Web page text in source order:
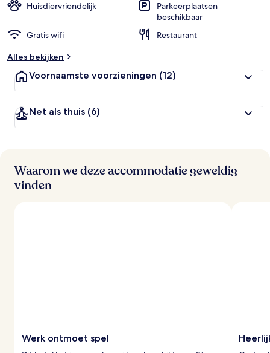
Huisdiervriendelijk
Parkeerplaatsen
beschikbaar
Gratis wifi
Restaurant
Alles bekijken
Voornaamste voorzieningen (12)
Net als thuis (6)
Waarom we deze accommodatie geweldig
vinden
Werk ontmoet spel